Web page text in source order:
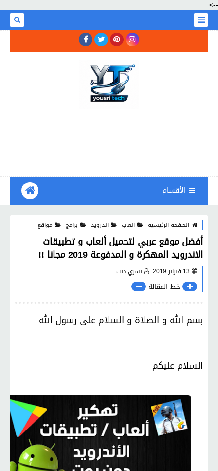
-->
الأقسام
الصفحة الرئيسية العاب اندرويد برامج مواقع
أفضل موقع عربي لتحميل ألعاب و تطبيقات
الاندرويد المهكرة و المدفوعة 2019 مجانا !!
13 فبراير 2019 يسري ذيب
خط المقالة
بسم الله و الصلاة و السلام على رسول الله
السلام عليكم